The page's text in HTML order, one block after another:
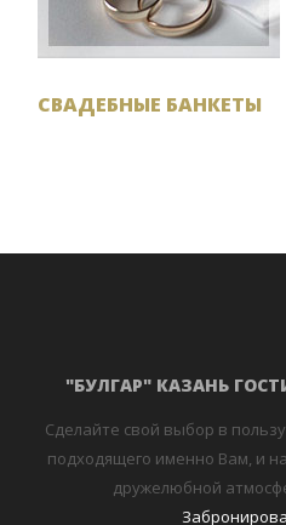
СВАДЕБНЫЕ БАНКЕТЫ
"БУЛГАР" КАЗАНЬ
Сделайте свой выбор в
подходящего именно Вам, и
дружелюбной